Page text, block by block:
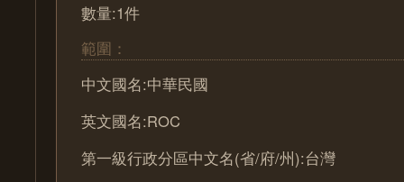
數量:1件
範圍：
中文國名:中華民國
英文國名:ROC
第一級行政分區中文名(省/府/州):台灣